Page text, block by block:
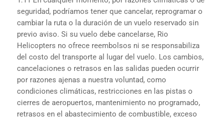
seguridad, podríamos tener que cancelar, reprogramar o
cambiar la ruta o la duración de un vuelo reservado sin
previo aviso. Si su vuelo debe cancelarse, Rio
Helicopters no ofrece reembolsos ni se responsabiliza
del costo del transporte al lugar del vuelo. Los cambios,
cancelaciones o retrasos en las salidas pueden ocurrir
por razones ajenas a nuestra voluntad, como
condiciones climáticas, restricciones en las pistas o
cierres de aeropuertos, mantenimiento no programado,
retrasos en el abastecimiento de combustible, exceso